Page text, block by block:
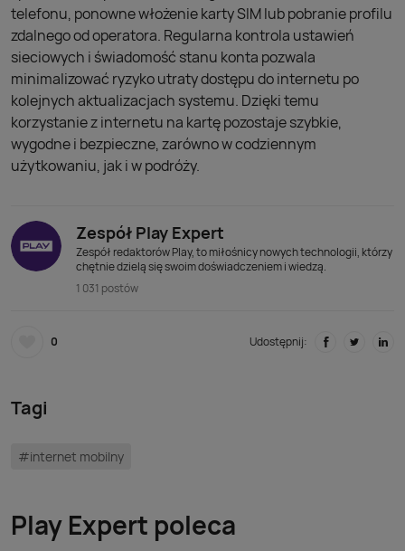
telefonu, ponowne włożenie karty SIM lub pobranie profilu
zdalnego od operatora. Regularna kontrola ustawień
sieciowych i świadomość stanu konta pozwala
minimalizować ryzyko utraty dostępu do internetu po
kolejnych aktualizacjach systemu. Dzięki temu
korzystanie z internetu na kartę pozostaje szybkie,
wygodne i bezpieczne, zarówno w codziennym
użytkowaniu, jak i w podróży.
Zespół Play Expert
Zespół redaktorów Play, to miłośnicy nowych technologii, którzy
chętnie dzielą się swoim doświadczeniem i wiedzą.
1 031 postów
0 Udostępnij:
Tagi
#internet mobilny
Play Expert poleca